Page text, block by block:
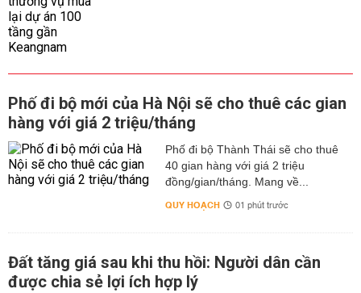
Phố đi bộ mới của Hà Nội sẽ cho thuê các gian
hàng với giá 2 triệu/tháng
Phố đi bộ Thành Thái sẽ cho thuê
40 gian hàng với giá 2 triệu
đồng/gian/tháng. Mang về...
QUY HOẠCH 01 phút trước
Đất tăng giá sau khi thu hồi: Người dân cần
được chia sẻ lợi ích hợp lý